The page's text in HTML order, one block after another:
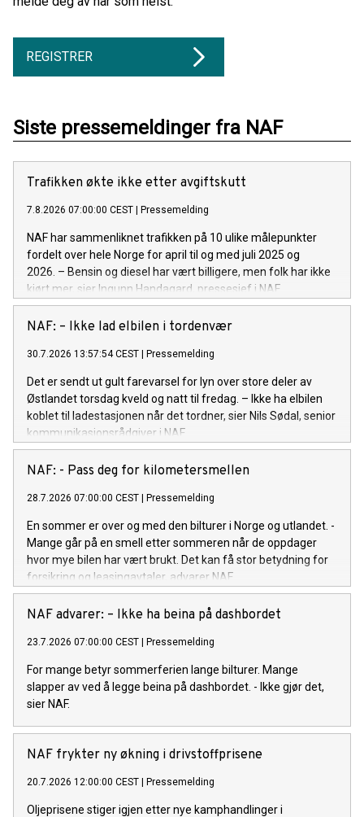
REGISTRER
Siste pressemeldinger fra NAF
Trafikken økte ikke etter avgiftskutt
7.8.2026 07:00:00 CEST | Pressemelding
NAF har sammenliknet trafikken på 10 ulike målepunkter
fordelt over hele Norge for april til og med juli 2025 og
2026. – Bensin og diesel har vært billigere, men folk har ikke
kjørt mer, sier Ingunn Handagard, pressesjef i NAF.
NAF: – Ikke lad elbilen i tordenvær
30.7.2026 13:57:54 CEST | Pressemelding
Det er sendt ut gult farevarsel for lyn over store deler av
Østlandet torsdag kveld og natt til fredag. – Ikke ha elbilen
koblet til ladestasjonen når det tordner, sier Nils Sødal, senior
kommunikasjonsrådgiver i NAF.
NAF: - Pass deg for kilometersmellen
28.7.2026 07:00:00 CEST | Pressemelding
En sommer er over og med den bilturer i Norge og utlandet. -
Mange går på en smell etter sommeren når de oppdager
hvor mye bilen har vært brukt. Det kan få stor betydning for
forsikring og leasingavtaler, advarer NAF.
NAF advarer: – Ikke ha beina på dashbordet
23.7.2026 07:00:00 CEST | Pressemelding
For mange betyr sommerferien lange bilturer. Mange
slapper av ved å legge beina på dashbordet. - Ikke gjør det,
sier NAF.
NAF frykter ny økning i drivstoffprisene
20.7.2026 12:00:00 CEST | Pressemelding
Oljeprisene stiger igjen etter nye kamphandlinger i